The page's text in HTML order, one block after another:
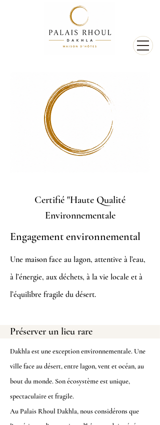
Certifié "Haute Qualité
Environnementale
Engagement environnemental
Une maison face au lagon, attentive à l’eau,
à l’énergie, aux déchets, à la vie locale et à
l’équilibre fragile du désert.
Préserver un lieu rare
Dakhla est une exception environnementale. Une
ville face au désert, entre lagon, vent et océan, au
bout du monde. Son écosystème est unique,
spectaculaire et fragile.
Au Palais Rhoul Dakhla, nous considérons que